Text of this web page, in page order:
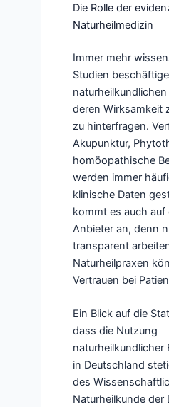
Die Rolle der
Naturheilmedizin
Immer mehr
Studien
deren Wirksamkeit
zu hinterfragen.
Akupunktur,
homöopathische
werden immer
klinische Daten
kommt es auch auf
Anbieter an, denn
transparent
Naturheilpraxen
Vertrauen bei
Ein Blick auf die
dass die Nutzung
naturheilkundlicher
in Deutschland
des
Naturheilkunde der